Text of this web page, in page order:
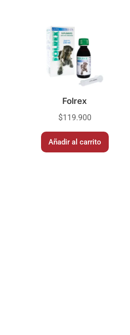
Folrex
$119.900
Añadir al carrito